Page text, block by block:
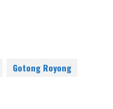
Gotong Royong